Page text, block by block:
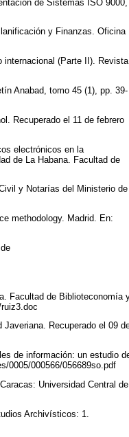
de Sistemas ISO 9000,
y Finanzas. Oficina
(Parte II). Revista
Anabad, tomo 45 (1), pp. 39-
Recuperado el 11 de febrero
electrónicos en la
de La Habana. Facultad de
y Notarías del Ministerio de
methodology. Madrid. En:
Facultad de Biblioteconomía
Recuperado el 09
de información: un estudio
0005/000566/056689so.pdf
Universidad Central de
Archivísticos: 1.